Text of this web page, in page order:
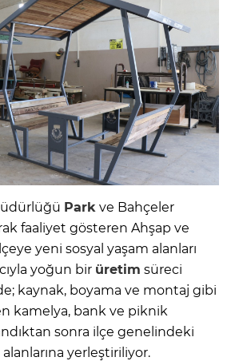
Park ve Bahçeler
faaliyet gösteren Ahşap ve
yeni sosyal yaşam alanları
yoğun bir üretim süreci
kaynak, boyama ve montaj gibi
kamelya, bank ve piknik
sonra ilçe genelindeki
yerleştiriliyor.